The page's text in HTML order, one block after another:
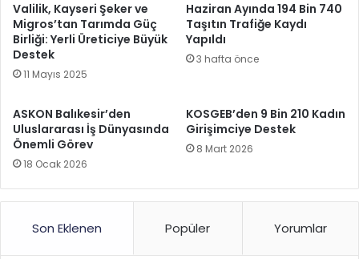
Valilik, Kayseri Şeker ve
Migros’tan Tarımda Güç
Birliği: Yerli Üreticiye Büyük
Destek
11 Mayıs 2025
Haziran Ayında 194 Bin 740
Taşıtın Trafiğe Kaydı
Yapıldı
3 hafta önce
ASKON Balıkesir’den
Uluslararası İş Dünyasında
Önemli Görev
18 Ocak 2026
KOSGEB’den 9 Bin 210 Kadın
Girişimciye Destek
8 Mart 2026
Son Eklenen Popüler Yorumlar